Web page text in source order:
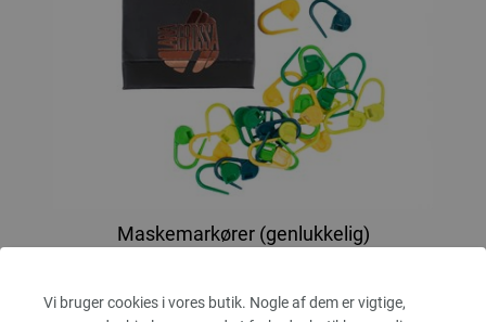
Vi bruger cookies i vores butik. Nogle af dem er vigtige,
Maskemarkører (genlukkelig)